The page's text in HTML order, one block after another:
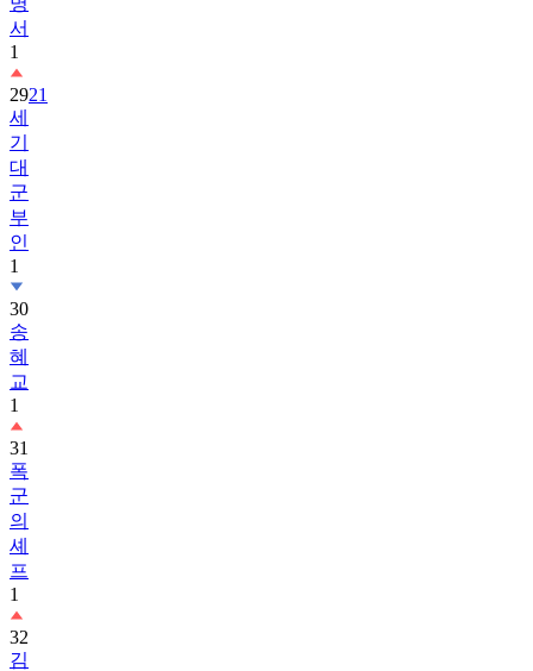
서
1
2921
세
기
대
군
부
인
1
30
송
혜
교
1
31
폭
군
의
셰
프
1
32
김